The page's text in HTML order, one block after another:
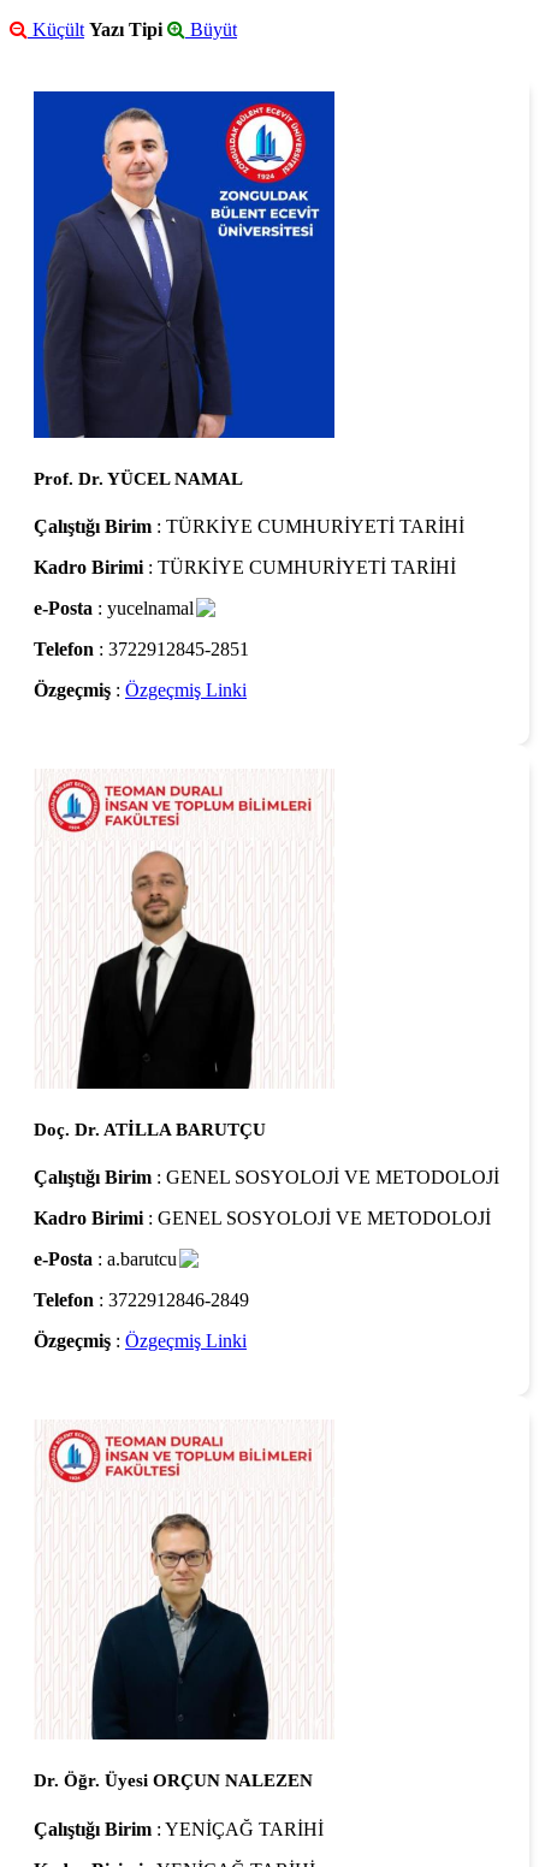
Küçült Yazı Tipi Büyüt
Prof. Dr. YÜCEL NAMAL
Çalıştığı Birim : TÜRKİYE CUMHURİYETİ TARİHİ
Kadro Birimi : TÜRKİYE CUMHURİYETİ TARİHİ
e-Posta : yucelnamal
Telefon : 3722912845-2851
Özgeçmiş : Özgeçmiş Linki
Doç. Dr. ATİLLA BARUTÇU
Çalıştığı Birim : GENEL SOSYOLOJİ VE METODOLOJİ
Kadro Birimi : GENEL SOSYOLOJİ VE METODOLOJİ
e-Posta : a.barutcu
Telefon : 3722912846-2849
Özgeçmiş : Özgeçmiş Linki
Dr. Öğr. Üyesi ORÇUN NALEZEN
Çalıştığı Birim : YENİÇAĞ TARİHİ